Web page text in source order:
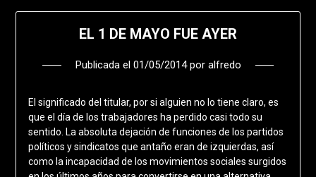
EL 1 DE MAYO FUE AYER
Publicada el 01/05/2014por alfredo
El significado del titular, por si alguien no lo tiene claro, es
que el día de los trabajadores ha perdido casi todo su
sentido. La absoluta dejación de funciones de los partidos
políticos y sindicatos que antaño eran de izquierdas, así
como la incapacidad de los movimientos sociales surgidos